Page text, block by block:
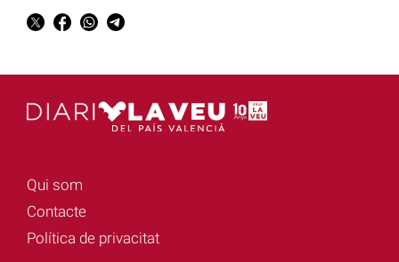
Qui som
Contacte
Política de privacitat